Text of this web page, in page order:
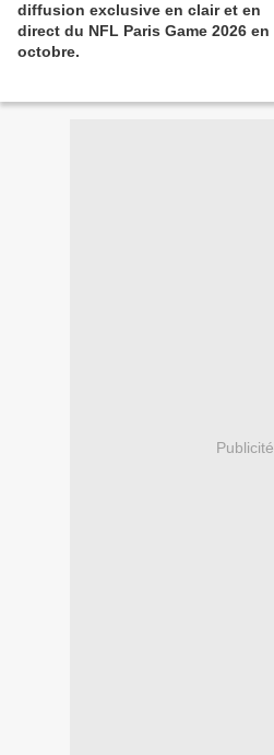
diffusion exclusive en clair et en
direct du NFL Paris Game 2026 en
octobre.
Publicité